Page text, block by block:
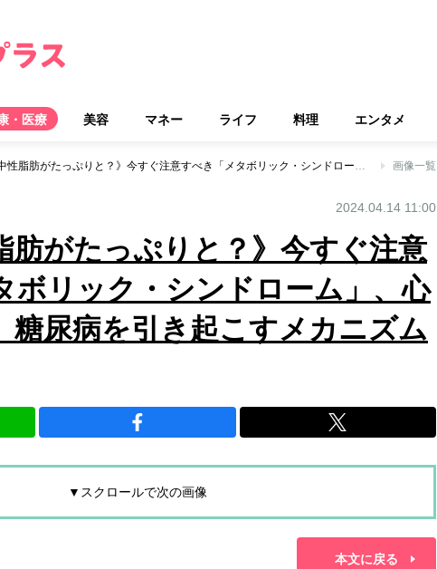
・医療 美容 マネー ライフ 料理 エンタメ
《なぜ中性脂肪がたっぷりと？》今すぐ注意すべき「メタボリック・シンドローム」、心臓病、がん、糖尿病を引き起こすメカニズムとリスク 画像一覧
2024.04.14 11:00
肪がたっぷりと？》今すぐ注意
ボリック・シンドローム」、心
糖尿病を引き起こすメカニズム
▼スクロールで次の画像
本文に戻る